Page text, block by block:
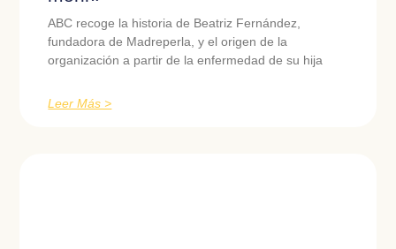
ABC recoge la historia de Beatriz Fernández,
fundadora de Madreperla, y el origen de la
organización a partir de la enfermedad de su hija
Leer Más >